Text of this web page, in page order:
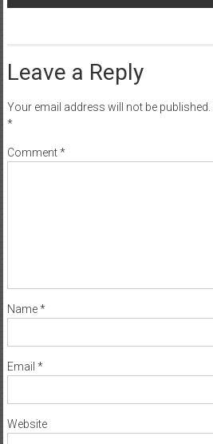
Leave a Reply
Your email address will not be published.
*
Comment*
Name*
Email *
Website